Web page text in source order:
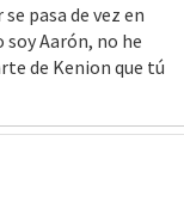
pasa de vez en
soy Aarón, no he
de Kenion que tú